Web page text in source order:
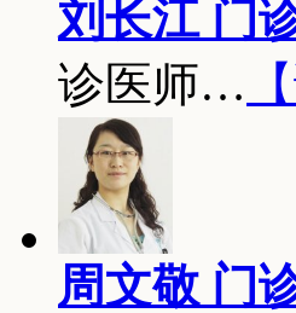
刘长江 门
诊医师…
周文敬 门